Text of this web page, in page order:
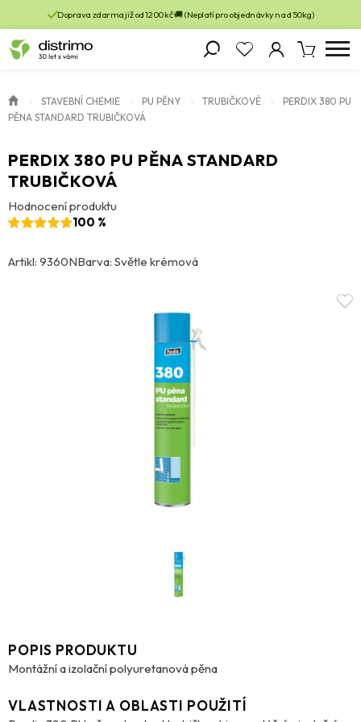
Doprava zdarma již od 1200 kč 🚚 (Neplatí pro objednávky nad 50kg)
STAVEBNÍ CHEMIE PU PĚNY TRUBIČKOVÉ
PERDIX 380 PU
PĚNA STANDARD TRUBIČKOVÁ
PERDIX 380 PU PĚNA STANDARD
TRUBIČKOVÁ
Hodnocení produktu
100 %
Artikl: 9360NBarva: Světle krémová
POPIS PRODUKTU
Montážní a izolační polyuretanová pěna
VLASTNOSTI A OBLASTI POUŽITÍ